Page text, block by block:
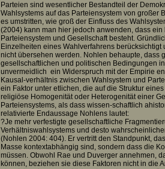
Parteien sind wesentlicher Bestandteil der
Wahlsystems auf das Parteiensystem von großer
es umstritten, wie groß der Einfluss des
(2004) kann man hier jedoch anwenden, dass
Parteiensystem und Gesellschaft besteht.
Einzelheiten eines Wahlverfahrens
nicht übersehen werden. Nohlen behaupte, dass
gesellschaftlichen und politischen Bedingungen
unvermeidlich ein Widerspruch mit der Empirie
Kausal-verhältnis zwischen Wahlsystem und
ein Faktor unter etlichen, die auf die Struktur
religiöse Homogenität oder Heterogenität einer
Parteiensystems, als dass wissen-schaftlich
relativierte Endaussage Nohlens lautet:
?Je mehr verfestigte gesellschaftliche
Verhältniswahlsystems und desto
(Nohlen 2004: 404). Er vertritt den Standpunkt,
Masse kontextabhängig sind, sondern dass die
müssen. Obwohl Rae und Duverger annehmen,
können, beziehen sie diese Faktoren nicht in die